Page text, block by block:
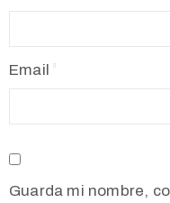
Email
Guarda mi nombre,